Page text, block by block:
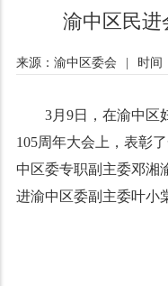
渝中区民进
来源：渝中区委会 时间
3月 9日，在渝中区
105周年大会上，表彰
中区委专职副主委邓湘
进渝中区委副主委叶小